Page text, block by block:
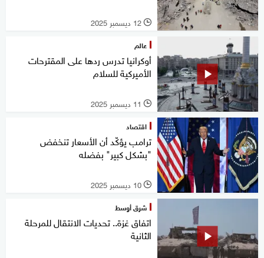
l 12 ديسمبر 2025
عالم
أوكرانيا تدرس ردها على المقترحات
الأميركية للسلام
l 11 ديسمبر 2025
اقتصاد
ترامب يؤكّد أن الأسعار تنخفض
"بشكل كبير" بفضله
l 10 ديسمبر 2025
شرق أوسط
اتفاق غزة.. تحديات الانتقال للمرحلة
الثانية